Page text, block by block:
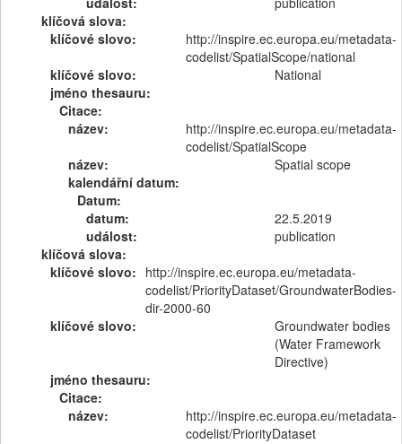
klíčová slova:
klíčové slovo:
http://inspire.ec.europa.eu/metadata-
codelist/SpatialScope/national
klíčové slovo:
National
jméno thesauru:
Citace:
název:
http://inspire.ec.europa.eu/metadata-
codelist/SpatialScope
název:
Spatial scope
kalendářní datum:
Datum:
datum:
22.5.2019
událost:
publication
klíčová slova:
klíčové slovo: http://inspire.ec.europa.eu/metadata-
codelist/PriorityDataset/GroundwaterBodies-
dir-2000-60
klíčové slovo:
Groundwater bodies
(Water Framework
Directive)
jméno thesauru:
Citace:
název:
http://inspire.ec.europa.eu/metadata-
codelist/PriorityDataset